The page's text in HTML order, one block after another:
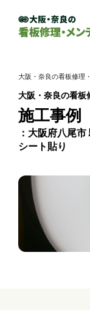
大阪・奈良の看板修理
大阪・奈良の看板
施工事例
大阪府八尾市
シート貼り